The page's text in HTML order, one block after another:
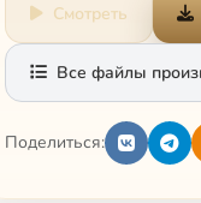
Смотреть
Все файлы
Поделиться: